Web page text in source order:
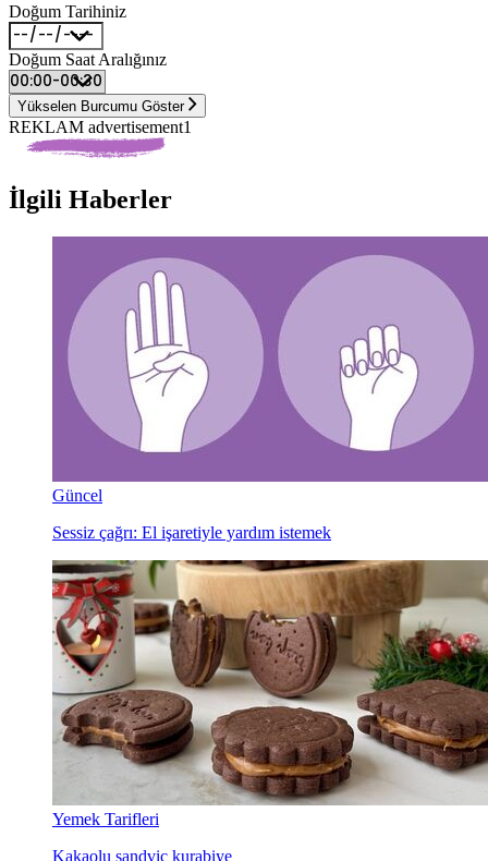
Doğum Tarihiniz
Doğum Saat Aralığınız
Yükselen Burcumu Göster
REKLAM advertisement1
İlgili Haberler
Güncel
Sessiz çağrı: El işaretiyle yardım istemek
Yemek Tarifleri
Kakaolu sandviç kurabiye